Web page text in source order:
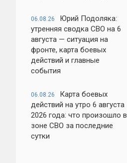
06.08.26
Юрий Подоляка:
утренняя сводка СВО на 6
августа — ситуация на
фронте, карта боевых
действий и главные
события
06.08.26
Карта боевых
действий на утро 6 августа
2026 года: что произошло в
зоне СВО за последние
сутки